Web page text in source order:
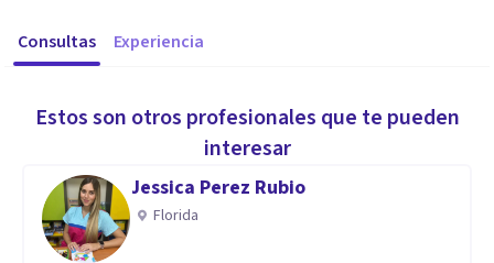
Consultas Experiencia
Estos son otros profesionales que te pueden
interesar
Jessica Perez Rubio
Florida